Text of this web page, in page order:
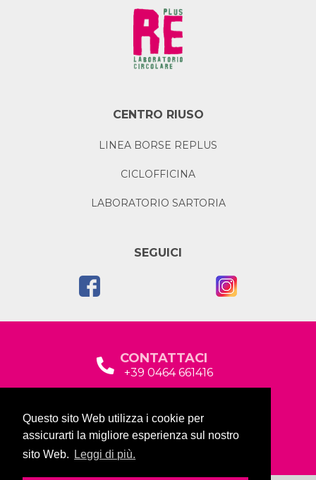
Questo sito Web utilizza i cookie per
assicurarti la migliore esperienza sul nostro
sito Web.
Leggi di più.
CENTRO RIUSO
LINEA BORSE REPLUS
CICLOFFICINA
LABORATORIO SARTORIA
SEGUICI
CONTATTACI
+39 0464 661416
Via Baltera, 19
38066 Riva del Garda (TN)